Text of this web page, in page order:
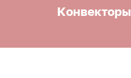
Конвекторы